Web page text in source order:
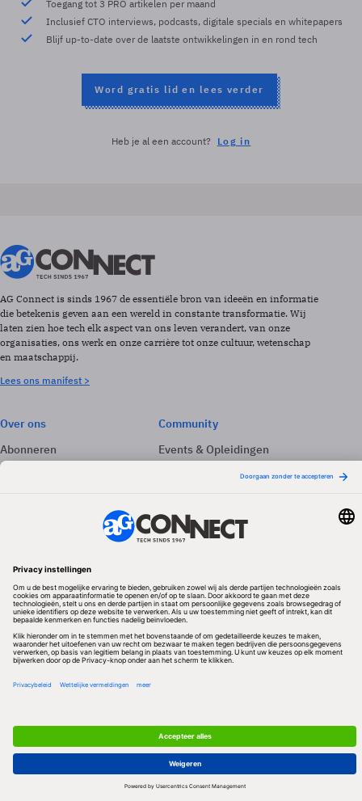
Toegang tot 3 PRO artikelen per maand
Inclusief CTO interviews, podcasts, digitale specials en whitepapers
Blijf up-to-date over de laatste ontwikkelingen in en rond tech
Word gratis lid en lees verder
Heb je al een account? Log in
AG Connect is sinds 1967 de essentiële bron van ideeën en informatie
die betekenis geven aan een wereld in constante transformatie. Wij
laten zien hoe tech elk aspect van ons leven verandert, van onze
organisaties, ons werk en onze carrière tot onze cultuur, wetenschap
en maatschappij.
Lees ons manifest >
Over ons
Abonneren
Adverteren
Community
Events & Opleidingen
Volg ons
Redactionele partner
Algemene Voorwaarden & Copyrights